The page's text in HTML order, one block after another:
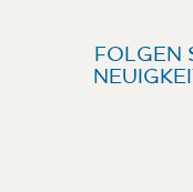
FOLGEN